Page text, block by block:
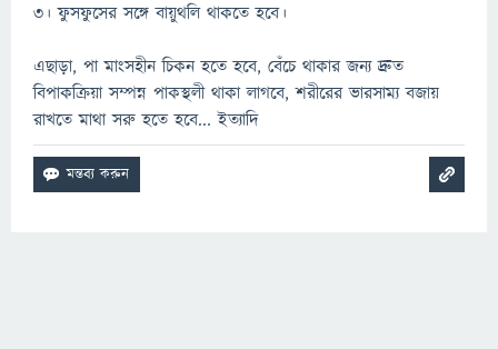
৩। ফুসফুসের সঙ্গে বায়ুথলি থাকতে হবে।
এছাড়া, পা মাংসহীন চিকন হতে হবে, বেঁচে থাকার জন্য দ্রুত
বিপাকক্রিয়া সম্পন্ন পাকস্থলী থাকা লাগবে, শরীরের ভারসাম্য বজায়
রাখতে মাথা সরু হতে হবে... ইত্যাদি